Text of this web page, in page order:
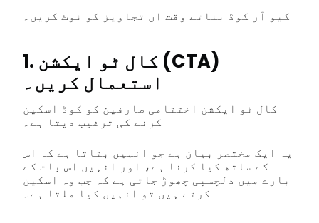
کیو آر کوڈ بناتے وقت ان تجاویز کو نوٹ کریں۔
1. کال ٹو ایکشن (CTA)
استعمال کریں۔
کال ٹو ایکشن اختتامی صارفین کو کوڈ اسکین
کرنے کی ترغیب دیتا ہے۔
یہ ایک مختصر بیان ہے جو انہیں بتاتا ہے کہ اس
کے ساتھ کیا کرنا ہے، اور انہیں اس بات کے
بارے میں دلچسپی چھوڑ جاتی ہے کہ جب وہ اسکین
کرتے ہیں تو انہیں کیا ملتا ہے۔